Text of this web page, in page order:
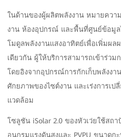
ในด้านของผู้ผลิตพลังงาน หมายควา
งาน ห้องอุปกรณ์ และพื้นที่ศูนย์ข้อมูล
โมดูลพลังงานแสงอาทิตย์เพื่อเพิ่มผล
เดียวกัน ผู้ให้บริการสามารถเข้าร่วม
โดยอิงจากอุปกรณ์การกักเก็บพลังง
ศักยภาพของไซต์งาน และเร่งการเป
แวดล้อม
โซลูชัน iSolar 2.0 ของหัวเว่ยใช้สถ
อนุกรมแรงดันสูงและ PVPU ขนาดก